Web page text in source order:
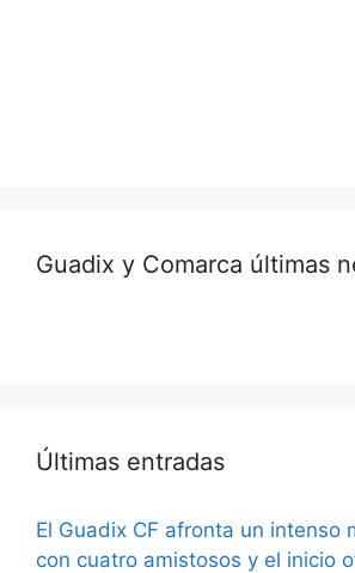
Guadix y Comarca últimas
Últimas entradas
El Guadix CF afronta un intenso
con cuatro amistosos y el inicio